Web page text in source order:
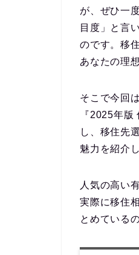
が、ぜひ一度
目度」と言
のです。移
あなたの理
そこで今回
『2025年
し、移住先
魅力を紹介
人気の高い
実際に移住
とめている